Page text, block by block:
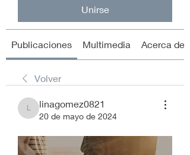
Unirse
Publicaciones Multimedia Acerca de
Volver
linagomez0821
linagomez0821
20 de mayo de 2024